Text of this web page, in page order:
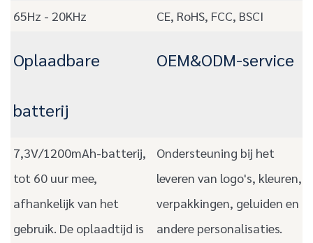
65Hz - 20KHz CE, RoHS, FCC, BSCI
Oplaadbare
batterij
OEM&ODM-service
7,3V/1200mAh-batterij,
tot 60 uur mee,
afhankelijk van het
gebruik. De oplaadtijd is
Ondersteuning bij het
leveren van logo's, kleuren,
verpakkingen, geluiden en
andere personalisaties.